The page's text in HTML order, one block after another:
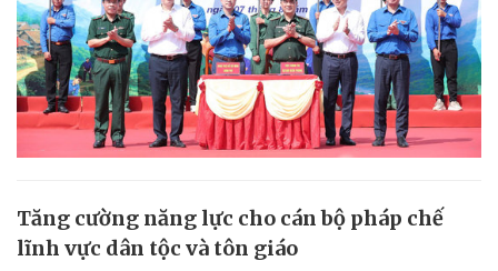
Tăng cường năng lực cho cán bộ pháp chế
lĩnh vực dân tộc và tôn giáo